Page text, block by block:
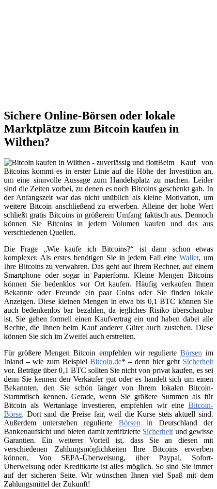
Sichere Online-Börsen oder lokale
Marktplätze zum Bitcoin kaufen in
Wilthen?
Beim Kauf von
Bitcoins kommt es in erster Linie auf die Höhe der Investition an,
um eine sinnvolle Aussage zum Handelsplatz zu machen. Leider
sind die Zeiten vorbei, zu denen es noch Bitcoins geschenkt gab. In
der Anfangszeit war das nicht unüblich als kleine Motivation, um
weitere Bitcoin anschließend zu erwerben. Alleine der hohe Wert
schließt gratis Bitcoins in größerem Umfang faktisch aus. Dennoch
können Sie Bitcoins in jedem Volumen kaufen und das aus
verschiedenen Quellen.
Die Frage „Wie kaufe ich Bitcoins?“ ist dann schon etwas
komplexer. Als erstes benötigen Sie in jedem Fall eine Wallet, um
Ihre Bitcoins zu verwahren. Das geht auf Ihrem Rechner, auf einem
Smartphone oder sogar in Papierform. Kleine Mengen Bitcoins
können Sie bedenklos vor Ort kaufen. Häufig verkaufen Ihnen
Bekannte oder Freunde ein paar Coins oder Sie finden lokale
Anzeigen. Diese kleinen Mengen in etwa bis 0,1 BTC können Sie
auch bedenkenlos bar bezahlen, da jegliches Risiko überschaubar
ist. Sie gehen formell einen Kaufvertrag ein und haben dabei alle
Rechte, die Ihnen beim Kauf anderer Güter auch zustehen. Diese
können Sie sich im Zweifel auch erstreiten.
Für größere Mengen Bitcoin empfehlen wir regulierte Börsen im
Inland – wie zum Beispiel Bitcoin.de* – denn hier geht Sicherheit
vor. Beträge über 0,1 BTC sollten Sie nicht von privat kaufen, es sei
denn Sie kennen den Verkäufer gut oder es handelt sich um einen
Bekannten, den Sie schön länger von Ihrem lokalen Bitcoin-
Stammtisch kennen. Gerade, wenn Sie größere Summen als für
Bitcoin als Wertanlage investieren, empfehlen wir eine Bitcoin-
Börse. Dort sind die Preise fair, weil die Kurse stets aktuell sind.
Außerdem unterstehen regulierte Börsen in Deutschland der
Bankenaufsicht und bieten damit zertifizierte Sicherheit und gewisse
Garantien. Ein weiterer Vorteil ist, dass Sie an diesen mit
verschiedenen Zahlungsmöglichkeiten Ihre Bitcoins erwerben
können. Von SEPA-Überweisung, über Paypal, Sofort-
Überweisung oder Kreditkarte ist alles möglich. So sind Sie immer
auf der sicheren Seite. Wir wünschen Ihnen viel Spaß mit dem
Zahlungsmittel der Zukunft!